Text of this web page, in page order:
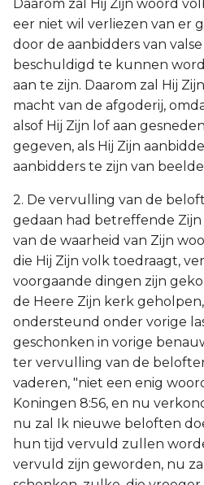
Daarom zal Hij Zijn woord
eer niet wil verliezen van er
door de aanbidders van
beschuldigd te kunnen
aan te zijn. Daarom zal Hij
macht van de afgoderij,
alsof Hij Zijn lof aan
gegeven, als Hij Zijn
aanbidders te zijn van
2. De vervulling van de
gedaan had betreffende
van de waarheid van Zijn
die Hij Zijn volk toedraagt,
voorgaande dingen zijn
de Heere Zijn kerk
ondersteund onder vorige
geschonken in vorige
ter vervulling van de
vaderen, "niet een enig
Koningen 8:56, en nu
nu zal Ik nieuwe beloften
hun tijd vervuld zullen
vervuld zijn geworden, nu